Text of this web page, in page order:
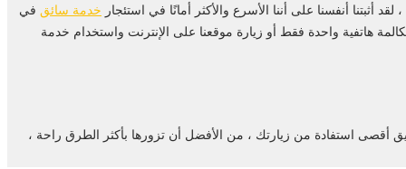
خدمة سائق في
بمكالمة هاتفية واحدة فقط أو زيارة موقعنا على الإنترنت واستخدام خدمة
أقصى استفادة من زيارتك ، من الأفضل أن تزورها بأكثر الطرق راحة ،